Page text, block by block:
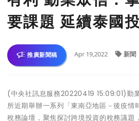
要課題 延續泰國
推廣新聞稿 Apr 19,2022 新聞
(中央社訊息服務20220419 15:09:01)勤
所近期舉辦一系列「東南亞地區－後疫情
稅務論壇，聚焦探討跨境投資的稅務議題